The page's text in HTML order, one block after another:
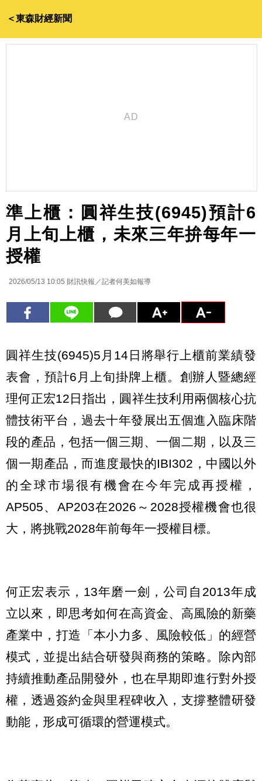
＜東森財經新聞
準上櫃：圓祥生技(6945)預計6
月上旬上櫃，未來三年拚每年一
授權
2026/05/13 10:05 財訊快報／記者何美如報導
圓祥生技(6945)5月14日將舉行上櫃前業績發
表會，預計6月上旬掛牌上櫃。創辦人暨總經
理何正宏12日指出，圓祥生技利用兩個核心抗
體技術平台，過去十年發展出五個進入臨床階
段的產品，包括一個三期、一個二期，以及三
個一期產品，而進度最快的IBI302，中國以外
的全球市場很有機會在今年完成再授權，
AP505、AP203在2026～2028授權機會也很
大，將挑戰2028年前每年一授權目標。
何正宏表示，13年磨一劍，公司自2013年成
立以來，即思考如何在高資金、高風險的新藥
產業中，打造「本小力多、風險較低」的經營
模式，並提出結合研發與商務的策略。除內部
持續推動產品開發外，也在早期即進行對外授
權，透過簽約金與里程碑收入，支撐整體研發
動能，形成可循環的營運模式。